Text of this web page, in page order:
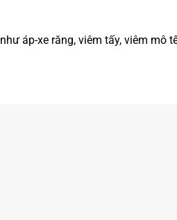
áp-xe răng, viêm tấy, viêm